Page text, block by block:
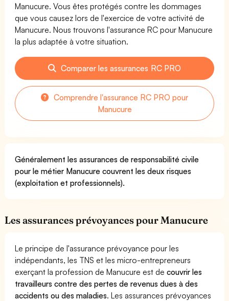
Manucure. Vous êtes protégés contre les dommages
que vous causez lors de l'exercice de votre activité de
Manucure. Nous trouvons l'assurance RC pour Manucure
la plus adaptée à votre situation.
Comparer les assurances RC PRO
Comprendre l'assurance RC PRO pour
Manucure
Généralement les assurances de responsabilité civile
pour le métier Manucure couvrent les deux risques
(exploitation et professionnels).
Les assurances prévoyances pour Manucure
Le principe de l'assurance prévoyance pour les
indépendants, les TNS et les micro-entrepreneurs
exerçant la profession de Manucure est decouvrir les
travailleurs contre des pertes de revenus dues à des
accidents ou des maladies. Les assurances prévoyances